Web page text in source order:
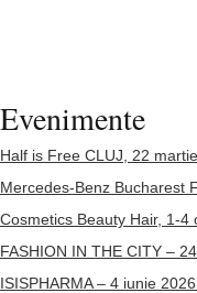
Evenimente
Half is Free CLUJ, 22
Mercedes-Benz Bucharest
Cosmetics Beauty Hair, 1-4
FASHION IN THE CITY –
ISISPHARMA – 4 iunie